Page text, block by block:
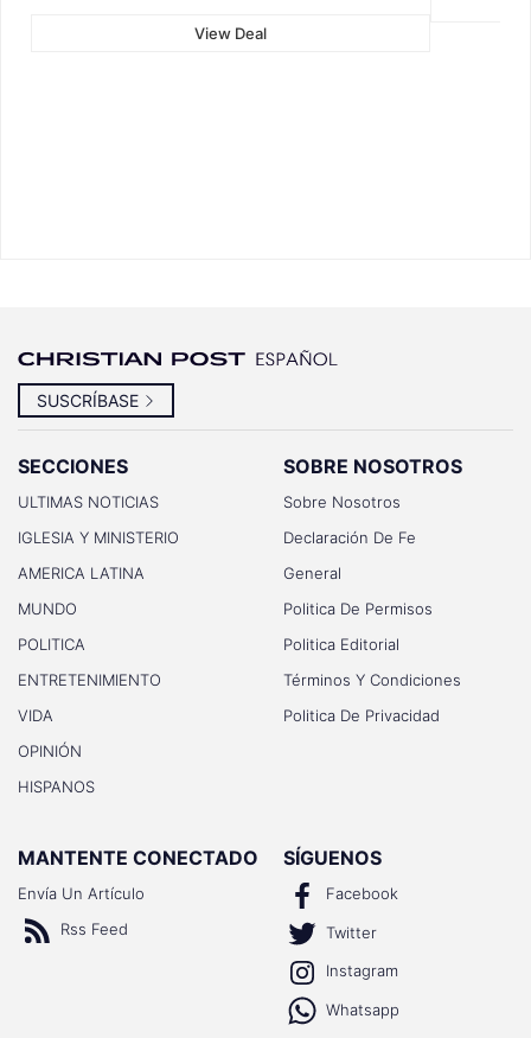
View Deal
SUSCRÍBASE
SECCIONES
ULTIMAS NOTICIAS
IGLESIA Y MINISTERIO
AMERICA LATINA
MUNDO
POLITICA
ENTRETENIMIENTO
VIDA
OPINIÓN
HISPANOS
SOBRE NOSOTROS
Sobre Nosotros
Declaración De Fe
General
Politica De Permisos
Politica Editorial
Términos Y Condiciones
Politica De Privacidad
MANTENTE CONECTADO
Envía Un Artículo
Rss Feed
SÍGUENOS
Facebook
Twitter
Instagram
Whatsapp